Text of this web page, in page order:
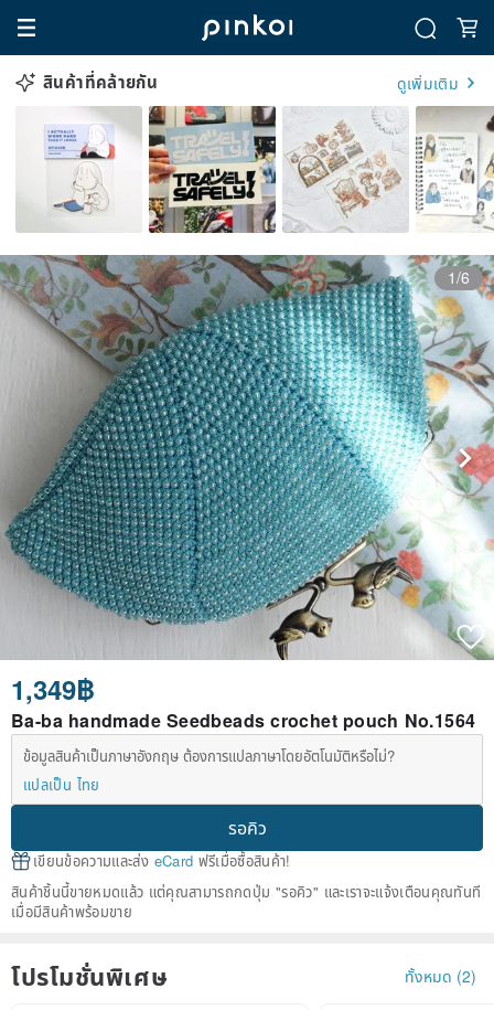
สินค้าที่คล้ายกัน ดูเพิ่มเติม
1/6
1,349฿
Ba-ba handmade Seedbeads crochet pouch No.1564
ข้อมูลสินค้าเป็นภาษาอังกฤษ ต้องการแปลภาษาโดยอัตโนมัติหรือไม่?
แปลเป็น ไทย
รอคิว
เขียนข้อความและส่ง eCard ฟรีเมื่อซื้อสินค้า!
สินค้าชิ้นนี้ขายหมดแล้ว แต่คุณสามารถกดปุ่ม "รอคิว" และเราจะแจ้งเตือนคุณทันที
เมื่อมีสินค้าพร้อมขาย
โปรโมชั่นพิเศษ ทั้งหมด (2)